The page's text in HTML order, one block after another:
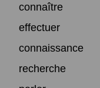
connaître
effectuer
connaissance
recherche